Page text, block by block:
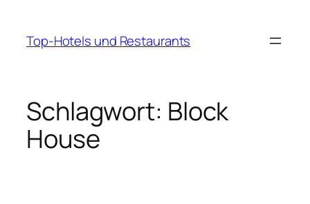
springen
Top-Hotels und Restaurants
Schlagwort: Block
House